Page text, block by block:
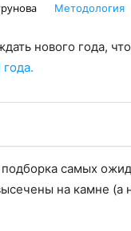
Методология
нового года,
самых
на камне (а